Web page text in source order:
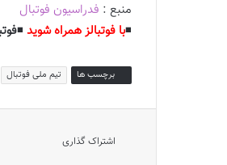
منبع : فدراسیون فوتبال
◾️با فوتبالز همراه شوید ◾️
برچسب ها تیم ملی فوتبال
اشتراک گذاری